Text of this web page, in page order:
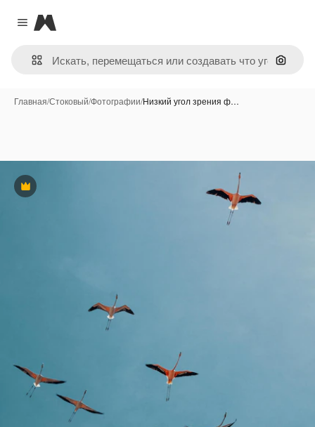
Close menu
Magnific
Поиск
Главная/Стоковый/Фотографии/Низкий угол зрения ф…
Премиум